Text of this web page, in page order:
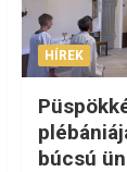
HÍREK
búcsú